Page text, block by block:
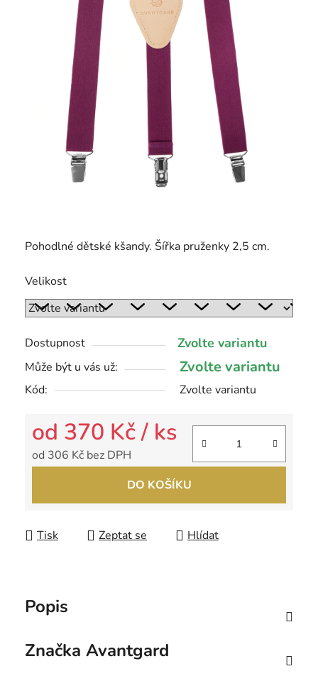
Pohodlné dětské kšandy. Šířka pruženky 2,5 cm.
Velikost
Dostupnost Zvolte variantu
Může být u vás už: Zvolte variantu
Kód: Zvolte variantu
od 370 Kč/ ks
od 306 Kč bez DPH
DO KOŠÍKU
Tisk Zeptat se Hlídat
Popis
Značka Avantgard